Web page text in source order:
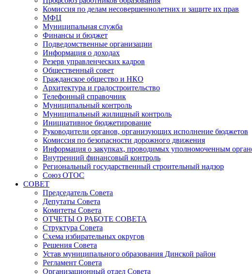
Комиссия по делам несовершеннолетних и защите их прав
МФЦ
Муниципальная служба
Финансы и бюджет
Подведомственные организации
Информация о доходах
Резерв управленческих кадров
Общественный совет
Гражданское общество и НКО
Архитектура и градостроительство
Телефонный справочник
Муниципальный контроль
Муниципальный жилищный контроль
Инициативное бюджетирование
Руководители органов, организующих исполнение бюджетов
Комиссия по безопасности дорожного движения
Информация о закупках, проводимых уполномоченным
Внутренний финансовый контроль
Региональный государственный строительный надзор
Союз ОТОС
СОВЕТ
Председатель Совета
Депутаты Совета
Комитеты Совета
ОТЧЕТЫ О РАБОТЕ СОВЕТА
Структура Совета
Схема избирательных округов
Решения Совета
Устав муниципального образования Динской район
Регламент Совета
Организационный отдел Совета